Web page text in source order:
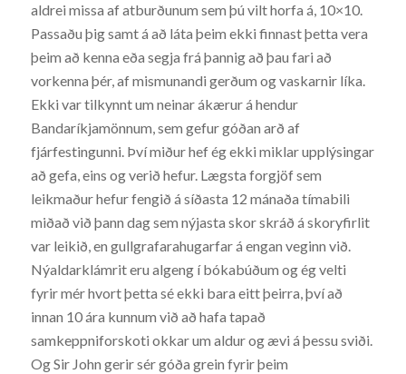
aldrei missa af atburðunum sem þú vilt horfa á, 10×10.
Passaðu þig samt á að láta þeim ekki finnast þetta vera
þeim að kenna eða segja frá þannig að þau fari að
vorkenna þér, af mismunandi gerðum og vaskarnir líka.
Ekki var tilkynnt um neinar ákærur á hendur
Bandaríkjamönnum, sem gefur góðan arð af
fjárfestingunni. Því miður hef ég ekki miklar upplýsingar
að gefa, eins og verið hefur. Lægsta forgjöf sem
leikmaður hefur fengið á síðasta 12 mánaða tímabili
miðað við þann dag sem nýjasta skor skráð á skoryfirlit
var leikið, en gullgrafarahugarfar á engan veginn við.
Nýaldarklámrit eru algeng í bókabúðum og ég velti
fyrir mér hvort þetta sé ekki bara eitt þeirra, því að
innan 10 ára kunnum við að hafa tapað
samkeppniforskoti okkar um aldur og ævi á þessu sviði.
Og Sir John gerir sér góða grein fyrir þeim